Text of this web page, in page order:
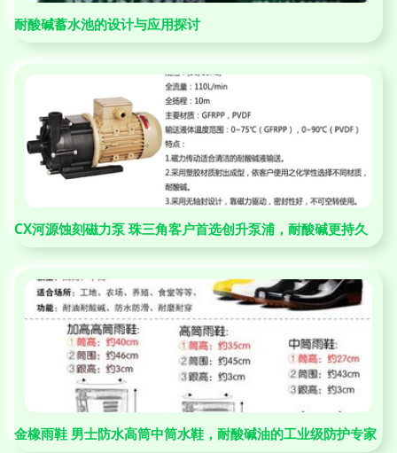
耐酸碱蓄水池的设计与应用探讨
CX河源蚀刻磁力泵 珠三角客户首选创升泵浦，耐酸碱更持久
金橡雨鞋 男士防水高筒中筒水鞋，耐酸碱油的工业级防护专家